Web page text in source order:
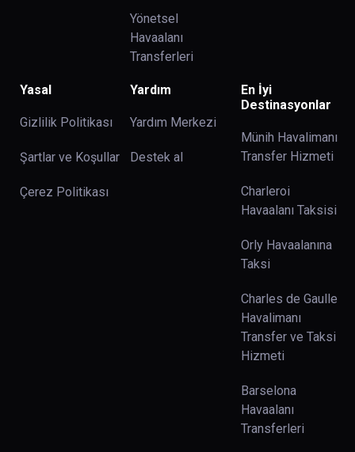
Yönetsel
Havaalanı
Transferleri
Yasal
Gizlilik Politikası
Şartlar ve Koşullar
Çerez Politikası
Yardım
Yardım Merkezi
Destek al
En İyi
Destinasyonlar
Münih Havalimanı
Transfer Hizmeti
Charleroi
Havaalanı Taksisi
Orly Havaalanına
Taksi
Charles de Gaulle
Havalimanı
Transfer ve Taksi
Hizmeti
Barselona
Havaalanı
Transferleri